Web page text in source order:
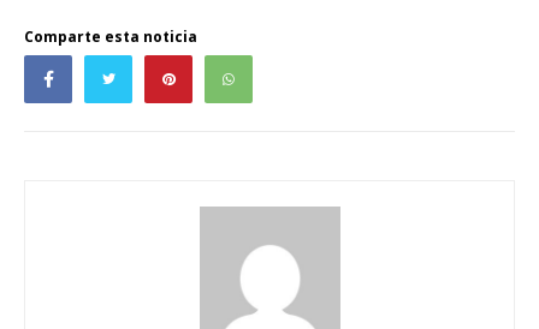
Comparte esta noticia